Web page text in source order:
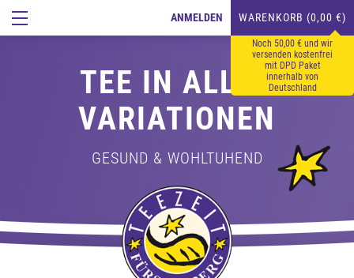
ANMELDEN WARENKORB (0,00 €)
Noch 50,00 € und wir
versenden kostenfrei
mit DPD Paket
innerhalb von
Deutschland
TEE IN ALLEN
VARIATIONEN
GESUND & WOHLTUHEND